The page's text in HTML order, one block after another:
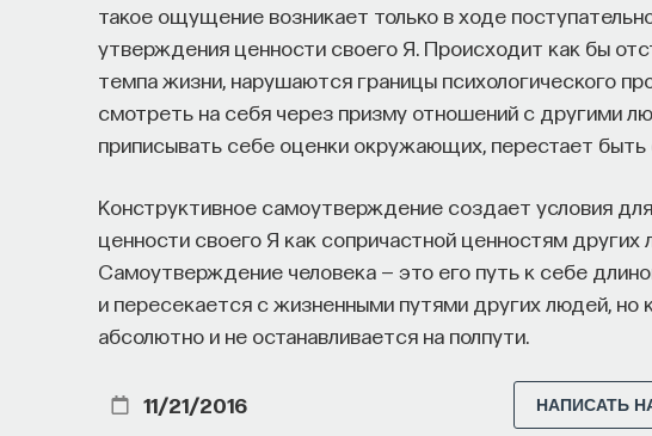
такое ощущение возникает только в ходе
утверждения ценности своего Я. Происходит как бы
темпа жизни, нарушаются границы психологического
смотреть на себя через призму отношений с другими
приписывать себе оценки окружающих, перестает быть
Конструктивное самоутверждение создает условия
ценности своего Я как сопричастной ценностям других
Самоутверждение человека — это его путь к себе
и пересекается с жизненными путями других людей, но
абсолютно и не останавливается на полпути.
11/21/2016 НАПИСАТЬ
11/24/2025 НАПИСАТЬ
НАД МАТЕРИАЛОМ РАБОТАЛИ
команда ПостНауки
Сения Долгачева
редактор ПостНауки